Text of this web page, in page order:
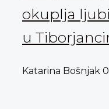
okuplja
u
Katarina Bošnjak